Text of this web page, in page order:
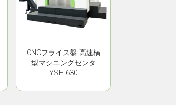
CNCフライス盤 高速横
型マシニングセンタ
YSH-630